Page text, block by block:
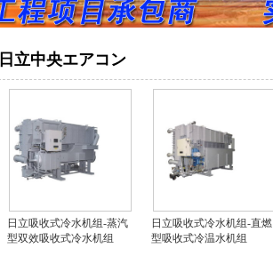
日立中央エアコン
日立吸收式冷水机组-蒸汽
型双效吸收式冷水机组
日立吸收式冷水机组-直燃
型吸收式冷温水机组